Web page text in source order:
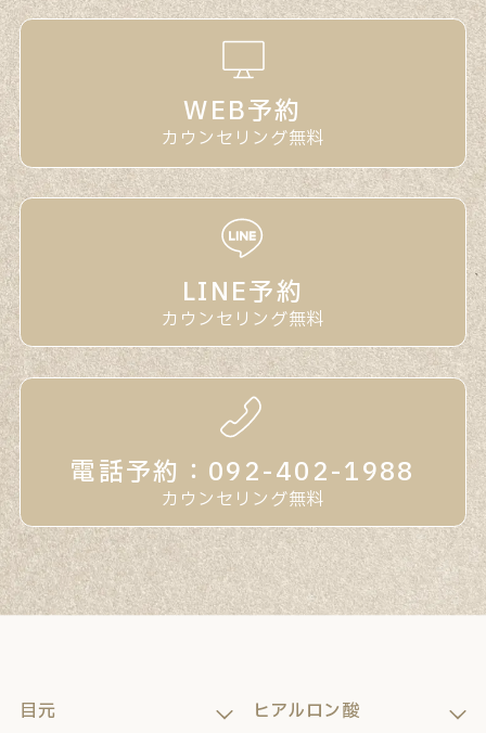
WEB予約
カウンセリング無料
LINE予約
カウンセリング無料
電話予約：092-402-1988
カウンセリング無料
目元 ヒアルロン酸